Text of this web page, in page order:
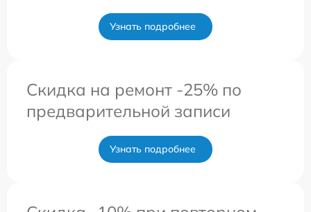
Узнать подробнее
Скидка на ремонт -25% по
предварительной записи
Узнать подробнее